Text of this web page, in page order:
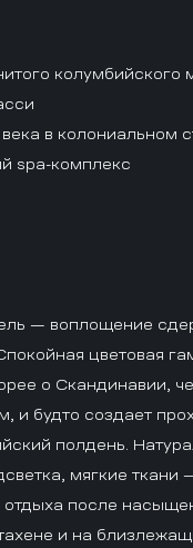
колумбийского
в колониальном
spa-комплекс
— воплощение
цветовая
о Скандинавии,
и будто создает
полдень.
мягкие ткани
после
и на